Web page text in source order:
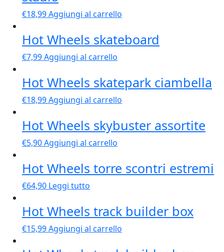
€18,99Aggiungi al carrello
Hot Wheels skateboard
€7,99Aggiungi al carrello
Hot Wheels skatepark ciambella
€18,99Aggiungi al carrello
Hot Wheels skybuster assortite
€5,90Aggiungi al carrello
Hot Wheels torre scontri estremi
€64,90 Leggi tutto
Hot Wheels track builder box
€15,99Aggiungi al carrello